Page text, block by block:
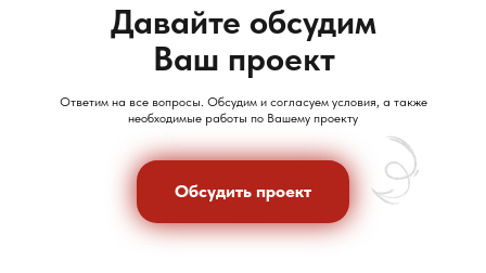
Ответим на все вопросы. Обсудим и согласуем условия, а также
необходимые работы по Вашему проекту
Давайте обсудим
Ваш проект
Обсудить проект
Обсудить проект